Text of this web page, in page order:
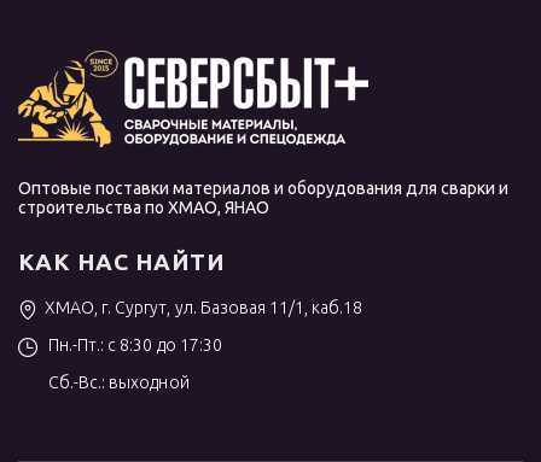
Оптовые поставки материалов и оборудования для сварки и
строительства по ХМАО, ЯНАО
КАК НАС НАЙТИ
ХМАО, г. Сургут, ул. Базовая 11/1, каб.18
Пн.-Пт.: с 8:30 до 17:30
Сб.-Вс.: выходной